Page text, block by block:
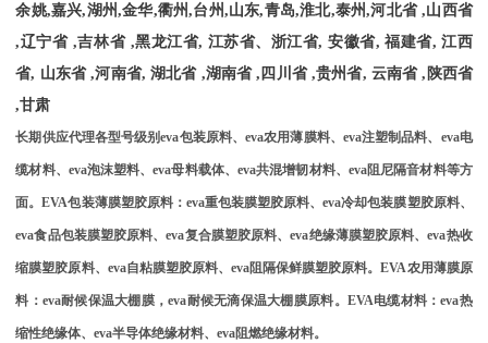
余姚,嘉兴,湖州,金华,衢州,台州,山东,青岛,淮北,泰州,河北省 ,山西省
,辽宁省 ,吉林省 ,黑龙江省, 江苏省、浙江省, 安徽省, 福建省, 江西
省, 山东省 ,河南省, 湖北省 ,湖南省 , 四川省 ,贵州省, 云南省 , 陕西省
,甘肃
长期供应代理各型号级别eva包装原料、eva农用薄膜料、 eva注塑制品料、 eva电
缆材料、 eva泡沫塑料、eva母料载体、eva共混增韧材料、 eva阻尼隔音材料等方
面。EVA包装薄膜塑胶原料： eva重包装膜塑胶原料、eva冷却包装膜塑胶原料、
eva食品包装膜塑胶原料、eva复合膜塑胶原料、eva绝缘薄膜塑胶原料、eva热收
缩膜塑胶原料、 eva自粘膜塑胶原料、eva阻隔保鲜膜塑胶原料。EVA农用薄膜原
料： eva耐候保温大棚膜，eva耐候无滴保温大棚膜原料。 EVA电缆材料：eva热
缩性绝缘体、eva半导体绝缘材料、eva阻燃绝缘材料。